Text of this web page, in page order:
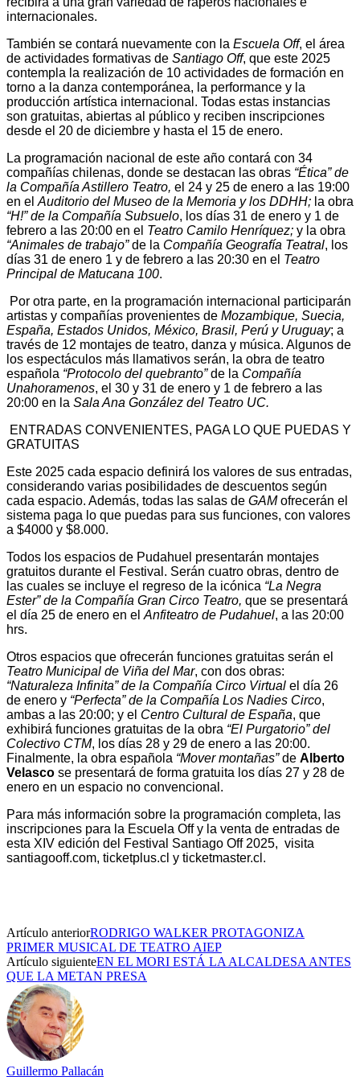
internacionales.
También se contará nuevamente con la Escuela Off, el área
de actividades formativas de Santiago Off, que este 2025
contempla la realización de 10 actividades de formación en
torno a la danza contemporánea, la performance y la
producción artística internacional. Todas estas instancias
son gratuitas, abiertas al público y reciben inscripciones
desde el 20 de diciembre y hasta el 15 de enero.
La programación nacional de este año contará con 34
compañías chilenas, donde se destacan las obras “Ética” de
la Compañía Astillero Teatro, el 24 y 25 de enero a las 19:00
en el Auditorio del Museo de la Memoria y los DDHH; la obra
“H!” de la Compañía Subsuelo, los días 31 de enero y 1 de
febrero a las 20:00 en el Teatro Camilo Henríquez; y la obra
“Animales de trabajo”de la Compañía Geografía Teatral, los
días 31 de enero 1 y de febrero a las 20:30 en el Teatro
Principal de Matucana 100.
Por otra parte, en la programación internacional participarán
artistas y compañías provenientes de Mozambique, Suecia,
España, Estados Unidos, México, Brasil, Perú y Uruguay; a
través de 12 montajes de teatro, danza y música. Algunos de
los espectáculos más llamativos serán, la obra de teatro
española “Protocolo del quebranto”de la Compañía
Unahoramenos, el 30 y 31 de enero y 1 de febrero a las
20:00 en la Sala Ana González del Teatro UC.
ENTRADAS CONVENIENTES, PAGA LO QUE PUEDAS Y
GRATUITAS
Este 2025 cada espacio definirá los valores de sus entradas,
considerando varias posibilidades de descuentos según
cada espacio. Además, todas las salas de GAMofrecerán el
sistema paga lo que puedas para sus funciones, con valores
a $4000 y $8.000.
Todos los espacios de Pudahuel presentarán montajes
gratuitos durante el Festival. Serán cuatro obras, dentro de
las cuales se incluye el regreso de la icónica “La Negra
Ester” de la Compañía Gran Circo Teatro, que se presentará
el día 25 de enero en el Anfiteatro de Pudahuel, a las 20:00
hrs.
Otros espacios que ofrecerán funciones gratuitas serán el
Teatro Municipal de Viña del Mar, con dos obras:
“Naturaleza Infinita” de la Compañía Circo Virtual el día 26
de enero y “Perfecta” de la Compañía Los Nadies Circo,
ambas a las 20:00; y el Centro Cultural de España, que
exhibirá funciones gratuitas de la obra “El Purgatorio” del
Colectivo CTM, los días 28 y 29 de enero a las 20:00.
Finalmente, la obra española “Mover montañas”de Alberto
Velasco se presentará de forma gratuita los días 27 y 28 de
enero en un espacio no convencional.
Para más información sobre la programación completa, las
inscripciones para la Escuela Off y la venta de entradas de
esta XIV edición del Festival Santiago Off 2025, visita
santiagooff.com, ticketplus.cl y ticketmaster.cl.
Artículo anteriorRODRIGO WALKER PROTAGONIZA
PRIMER MUSICAL DE TEATRO AIEP
Artículo siguienteEN EL MORI ESTÁ LA ALCALDESA ANTES
QUE LA METAN PRESA
Guillermo Pallacán